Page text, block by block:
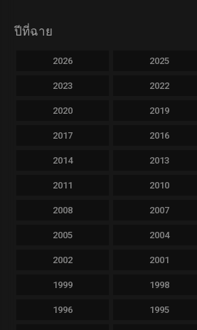
ปีที่ฉาย
2026 2025
2023 2022
2020 2019
2017 2016
2014 2013
2011 2010
2008 2007
2005 2004
2002 2001
1999 1998
1996 1995